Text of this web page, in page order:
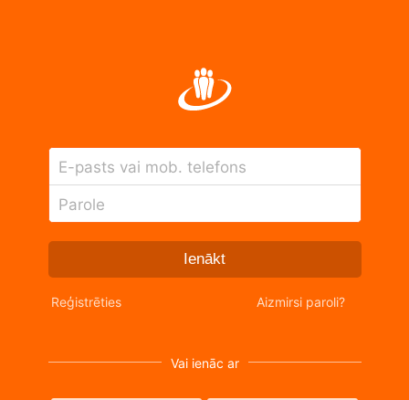
E-pasts vai mob. telefons
Parole
Ienākt
Reģistrēties Aizmirsi paroli?
Vai ienāc ar